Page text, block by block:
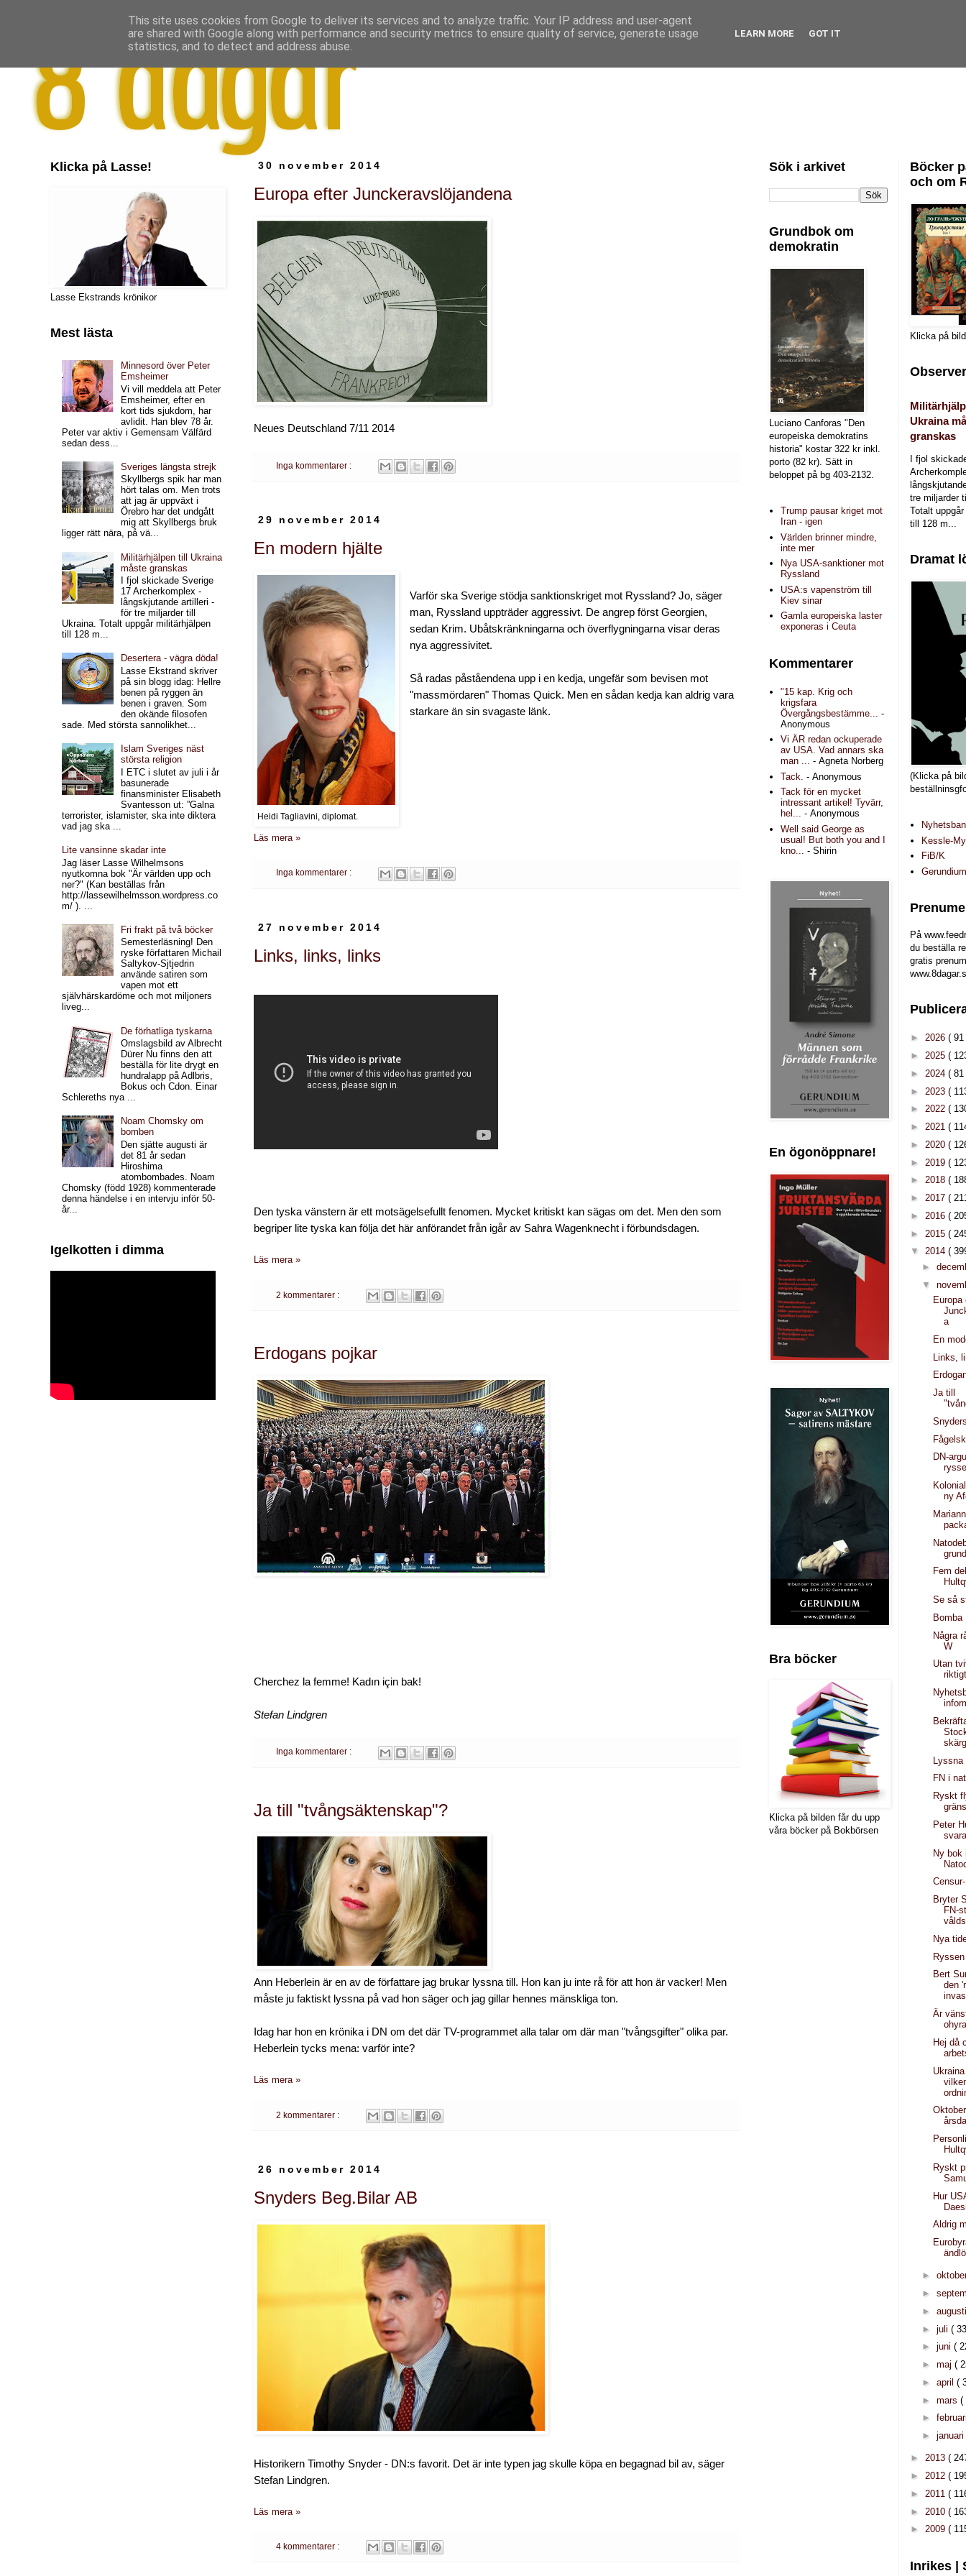
30 november 2014
Europa efter Junckeravslöjandena
Neues Deutschland 7/11 2014
Inga kommentarer :
29 november 2014
En modern hjälte
Heidi Tagliavini, diplomat.
Varför ska Sverige stödja sanktionskriget mot Ryssland? Jo, säger
man, Ryssland uppträder aggressivt. De angrep först Georgien,
sedan Krim. Ubåtskränkningarna och överflygningarna visar deras
nya aggressivitet.
Så radas påståendena upp i en kedja, ungefär som bevisen mot
"massmördaren" Thomas Quick. Men en sådan kedja kan aldrig vara
starkare än sin svagaste länk.
Läs mera »
Inga kommentarer :
27 november 2014
Links, links, links
Den tyska vänstern är ett motsägelsefullt fenomen. Mycket kritiskt kan sägas om det. Men den som
begriper lite tyska kan följa det här anförandet från igår av Sahra Wagenknecht i förbundsdagen.
Läs mera »
2 kommentarer :
Erdogans pojkar
Cherchez la femme! Kadın için bak!
Stefan Lindgren
Inga kommentarer :
Ja till "tvångsäktenskap"?
Ann Heberlein är en av de författare jag brukar lyssna till. Hon kan ju inte rå för att hon är vacker! Men
måste ju faktiskt lyssna på vad hon säger och jag gillar hennes mänskliga ton.
Idag har hon en krönika i DN om det där TV-programmet alla talar om där man "tvångsgifter" olika par.
Heberlein tycks mena: varför inte?
Läs mera »
2 kommentarer :
26 november 2014
Snyders Beg.Bilar AB
Historikern Timothy Snyder - DN:s favorit. Det är inte typen jag skulle köpa en begagnad bil av, säger
Stefan Lindgren.
Läs mera »
4 kommentarer :
Klicka på Lasse!
Lasse Ekstrands krönikor
Mest lästa
Minnesord över Peter
Emsheimer
Vi vill meddela att Peter
Emsheimer, efter en
kort tids sjukdom, har
avlidit. Han blev 78 år.
Peter var aktiv i Gemensam Välfärd
sedan dess...
Sveriges längsta strejk
Skyllbergs spik har man
hört talas om. Men trots
att jag är uppväxt i
Örebro har det undgått
mig att Skyllbergs bruk
ligger rätt nära, på vä...
Militärhjälpen till Ukraina
måste granskas
I fjol skickade Sverige
17 Archerkomplex -
långskjutande artilleri -
för tre miljarder till
Ukraina. Totalt uppgår militärhjälpen
till 128 m...
Desertera - vägra döda!
Lasse Ekstrand skriver
på sin blogg idag: Hellre
benen på ryggen än
benen i graven. Som
den okände filosofen
sade. Med största sannolikhet...
Islam Sveriges näst
största religion
I ETC i slutet av juli i år
basunerade
finansminister Elisabeth
Svantesson ut: ”Galna
terrorister, islamister, ska inte diktera
vad jag ska ...
Lite vansinne skadar inte
Jag läser Lasse Wilhelmsons
nyutkomna bok "Är världen upp och
ner?" (Kan beställas från
http://lassewilhelmsson.wordpress.co
m/ ). ...
Fri frakt på två böcker
Semesterläsning! Den
ryske författaren Michail
Saltykov-Sjtjedrin
använde satiren som
vapen mot ett
självhärskardöme och mot miljoners
liveg...
De förhatliga tyskarna
Omslagsbild av Albrecht
Dürer Nu finns den att
beställa för lite drygt en
hundralapp på Adlbris,
Bokus och Cdon. Einar
Schlereths nya ...
Noam Chomsky om
bomben
Den sjätte augusti är
det 81 år sedan
Hiroshima
atombombades. Noam
Chomsky (född 1928) kommenterade
denna händelse i en intervju inför 50-
år...
Igelkotten i dimma
Sök i arkivet
Grundbok om
demokratin
Luciano Canforas "Den
europeiska demokratins
historia" kostar 322 kr inkl.
porto (82 kr). Sätt in
beloppet på bg 403-2132.
Trump pausar kriget mot
Iran - igen
Världen brinner mindre,
inte mer
Nya USA-sanktioner mot
Ryssland
USA:s vapenström till
Kiev sinar
Gamla europeiska laster
exponeras i Ceuta
Kommentarer
"15 kap. Krig och
krigsfara
Övergångsbestämme...
-
Anonymous
Vi ÄR redan ockuperade
av USA. Vad annars ska
man ... - Agneta Norberg
Tack. - Anonymous
Tack för en mycket
intressant artikel! Tyvärr,
hel... - Anonymous
Well said George as
usual! But both you and I
kno...
- Shirin
En ögonöppnare!
Bra böcker
Klicka på bilden får du upp
våra böcker på Bokbörsen
Böcker
och om
Klicka på
Ukraina
granskas
I fjol
tre miljarder
Totalt
till 128 m...
Dramat
(Klicka på
Kessle-
FiB/K
På
du beställa
gratis
► 2026 ( 91
► 2025 (
► 2024 ( 81
► 2023 (
► 2022 (
► 2021 (
► 2020 (
► 2019 (
► 2018 (
► 2017 (
► 2016 (
► 2015 (
▼ 2014 (
►
▼
Europa
a
En
Links,
Ja till
DN-
ny
Fem
Se så
Bomba
Några
W
Utan
Lyssna
FN i
Ryskt
Peter
Ny bok
Bryter
FN-
Nya
Bert
den
Är
Hej då
Ryskt
Hur
Aldrig
►
►
►
► juli (
► juni (
► maj (
► april (
► mars (
►
► januari
► 2013 (
► 2012 (
► 2011 (
► 2010 (
► 2009 (
Inrikes |
This site uses cookies from Google to deliver its services and to analyze traffic. Your IP address and user-agent
are shared with Google along with performance and security metrics to ensure quality of service, generate usage
statistics, and to detect and address abuse.
LEARN MORE GOT IT